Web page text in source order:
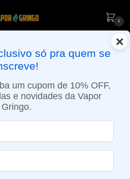
0
SÃO PAULO (SEG A SEX): PEDIDOS
15:30 VIA MOTOBOY
×
só pra quem se
um cupom de 10% OFF,
e novidades da Vapor
Gringo.